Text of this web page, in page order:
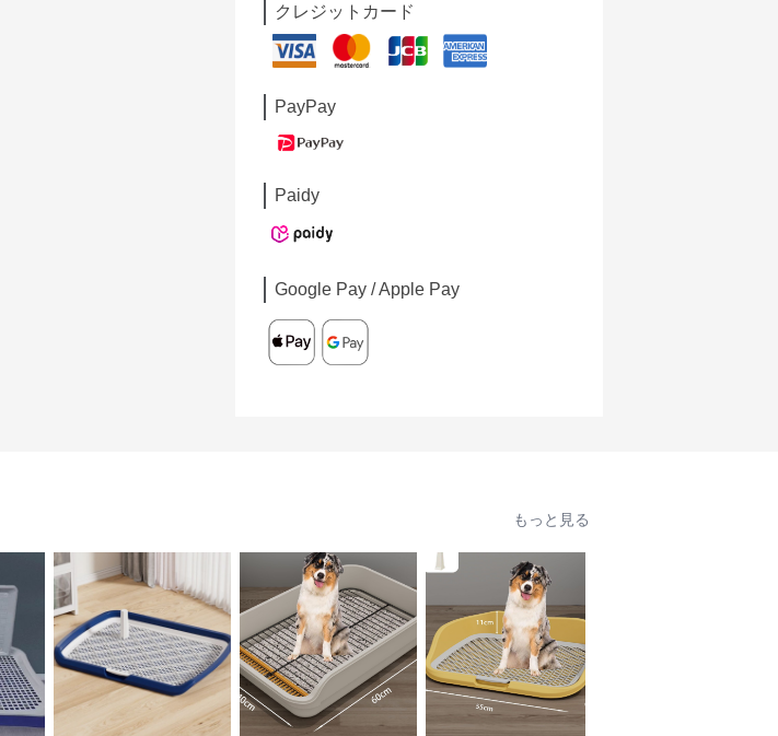
クレジットカード
PayPay
Paidy
Google Pay / Apple Pay
もっと見る